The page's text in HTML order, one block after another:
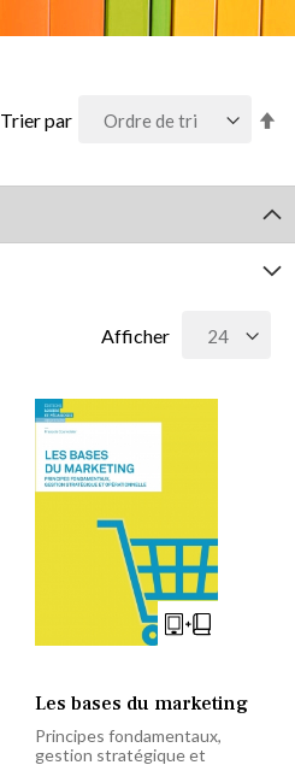
Afficher
Trier par
Les bases du marketing
Principes fondamentaux,
gestion stratégique et